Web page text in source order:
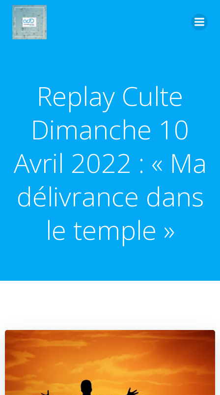
Replay Culte
Dimanche 10
Avril 2022 : « Ma
délivrance dans
le temple »